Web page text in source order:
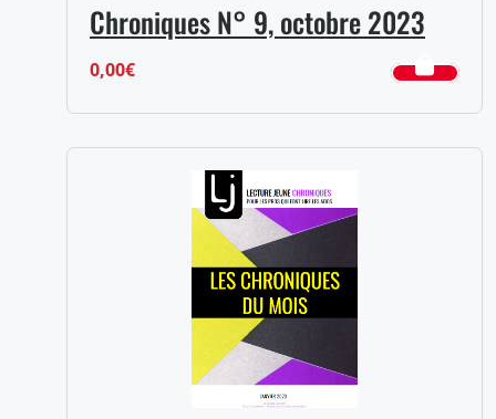
Chroniques N° 9, octobre 2023
0,00€